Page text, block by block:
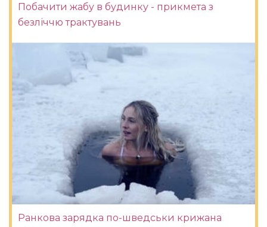
Побачити жабу в будинку - прикмета з
безліччю трактувань
Ранкова зарядка по-шведськи крижана